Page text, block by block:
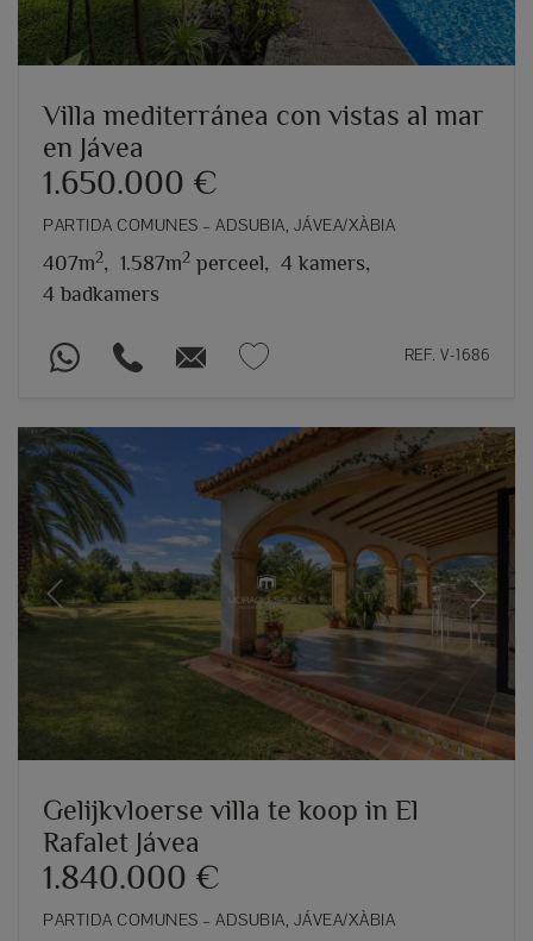
Villa mediterránea con vistas al mar
en Jávea
1.650.000 €
PARTIDA COMUNES – ADSUBIA, JÁVEA/XÀBIA
407m2, 1.587m2 perceel, 4 kamers,
4 badkamers
REF. V-1686
Previous Next
Gelijkvloerse villa te koop in El
Rafalet Jávea
1.840.000 €
PARTIDA COMUNES – ADSUBIA, JÁVEA/XÀBIA